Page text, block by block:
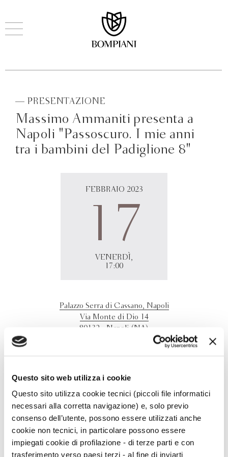
Questo sito web utilizza i cookie
Questo sito utilizza cookie tecnici (piccoli file informatici
necessari alla corretta navigazione) e, solo previo
consenso dell’utente, possono essere utilizzati anche
cookie non tecnici, in particolare possono essere
impiegati cookie di profilazione - di terze parti e con
trasferimento verso paesi terzi - al fine di inviarti
— PRESENTAZIONE
Massimo Ammaniti presenta a
Napoli "Passoscuro. I mie anni
tra i bambini del Padiglione 8"
FEBBRAIO 2023
17
VENERDÌ,
17:00
Palazzo Serra di Cassano, Napoli
Via Monte di Dio 14
80132 - Napoli (NA)
Massimo Ammaniti presenta "Passoscuro. I miei anni tra i